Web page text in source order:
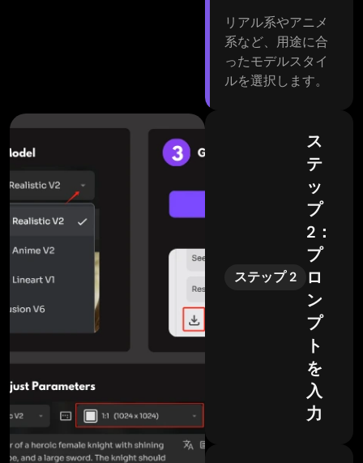
リアル系やアニメ
系など、用途に合
ったモデルスタイ
ルを選択します。
ステップ 2
ス
テ
ッ
プ
2：
プ
ロ
ン
プ
ト
を
入
力